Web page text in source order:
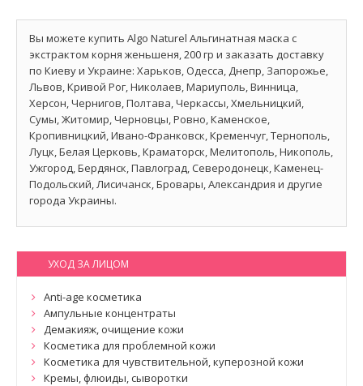
Вы можете купить Algo Naturel Альгинатная маска с
экстрактом корня женьшеня, 200 гр и заказать доставку
по Киеву и Украине: Харьков, Одесса, Днепр, Запорожье,
Львов, Кривой Рог, Николаев, Мариуполь, Винница,
Херсон, Чернигов, Полтава, Черкассы, Хмельницкий,
Сумы, Житомир, Черновцы, Ровно, Каменское,
Кропивницкий, Ивано-Франковск, Кременчуг, Тернополь,
Луцк, Белая Церковь, Краматорск, Мелитополь, Никополь,
Ужгород, Бердянск, Павлоград, Северодонецк, Каменец-
Подольский, Лисичанск, Бровары, Александрия и другие
города Украины.
УХОД ЗА ЛИЦОМ
Anti-age косметика
Ампульные концентраты
Демакияж, очищение кожи
Косметика для проблемной кожи
Косметика для чувствительной, куперозной кожи
Кремы, флюиды, сыворотки